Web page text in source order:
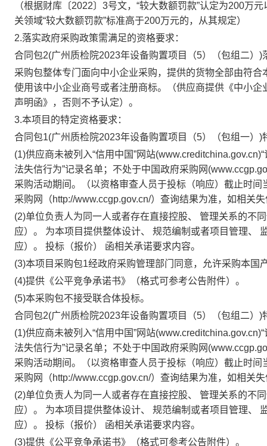
（根据财库〔2022〕3号文，“较大数额罚款”认定为200万
关领域“较大数额罚款”标准高于200万元的，从其规定）
2.落实政府采购政策需满足的资格要求：
合同包2(广州质检院2023年设备购置项目（5）（包组二）
采购包整体专门面向中小企业采购，提供的货物全部由符
使用该中小企业商号或者注册商标。（供应商提供《中小
声明函》，否则不予认定）。
3.本项目的特定资格要求：
合同包1(广州质检院2023年设备购置项目（5）（包组一）)
(1)供应商未被列入“信用中国”网站
法失信行为”记录名单；不处于中国政府采购网
采购活动期间。（以资格审查人员于投标（响应）截止时
采购网（http://www.ccgp.gov.cn/）查询结果为准，如相关
(2)单位负责人为同一人或者存在直接控股、 管理关系的不
应）。 为本项目提供整体设计、 规范编制或者项目管理、
应）。 投标（报价） 函相关承诺要求内容。
(3)本项目采购包1经政府采购管理部门同意，允许采购本
(4)提供《公平竞争承诺书》（格式可参考公告附件）。
(5)本采购包不接受联合体投标。
合同包2(广州质检院2023年设备购置项目（5）（包组二）)
(1)供应商未被列入“信用中国”网站
法失信行为”记录名单；不处于中国政府采购网
采购活动期间。（以资格审查人员于投标（响应）截止时
采购网（http://www.ccgp.gov.cn/）查询结果为准，如相关
(2)单位负责人为同一人或者存在直接控股、 管理关系的不
应）。 为本项目提供整体设计、 规范编制或者项目管理、
应）。 投标（报价） 函相关承诺要求内容。
(3)提供《公平竞争承诺书》（格式可参考公告附件）。